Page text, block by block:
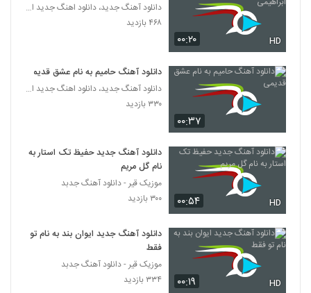
۰۰:۲۰ HD
دانلود آهنگ جدید، دانلود اهنگ جدید ایرانی
۴۶۸ بازدید
۰۰:۳۷
دانلود آهنگ حامیم به نام عشق قدیمی
دانلود آهنگ جدید، دانلود اهنگ جدید ایرانی
۳۳۰ بازدید
۰۰:۵۴ HD
دانلود آهنگ جدید حفیظ تک استار به
نام گل مریم
موزیک قیر - دانلود آهنگ جدبد
۳۰۰ بازدید
۰۰:۱۹ HD
دانلود آهنگ جدید ایوان بند به نام تو
فقط
موزیک قیر - دانلود آهنگ جدبد
۳۳۴ بازدید